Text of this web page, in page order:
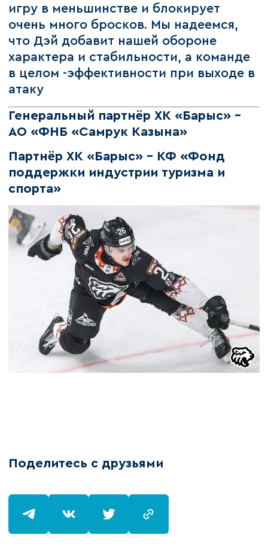
игру в меньшинстве и блокирует
очень много бросков. Мы надеемся,
что Дэй добавит нашей обороне
характера и стабильности, а команде
в целом -эффективности при выходе в
атаку
Генеральный партнёр ХК «Барыс» –
АО «ФНБ «Самрук Казына»
Партнёр ХК «Барыс» - КФ «Фонд
поддержки индустрии туризма и
спорта»
Поделитесь с друзьями